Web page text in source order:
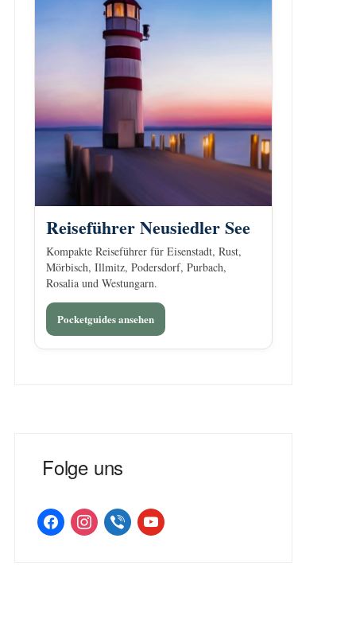
Reiseführer Neusiedler See
Kompakte Reiseführer für Eisenstadt, Rust,
Mörbisch, Illmitz, Podersdorf, Purbach,
Rosalia und Westungarn.
Pocketguides ansehen
Folge uns
facebookinstagramviber youtube